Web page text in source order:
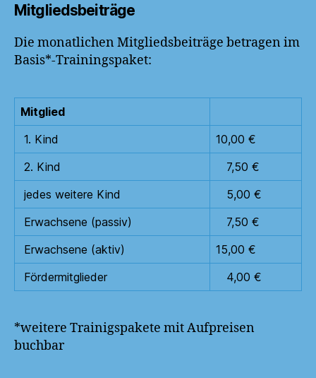
Mitgliedsbeiträge
Die monatlichen Mitgliedsbeiträge betragen im
Basis*-Trainingspaket:
Mitglied
1. Kind
10,00 €
2. Kind
7,50 €
jedes weitere Kind
5,00 €
Erwachsene (passiv)
7,50 €
Erwachsene (aktiv)
15,00 €
Fördermitglieder
4,00 €
*weitere Trainigspakete mit Aufpreisen
buchbar